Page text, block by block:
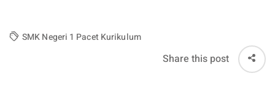
SMK Negeri 1 Pacet Kurikulum
Share this post